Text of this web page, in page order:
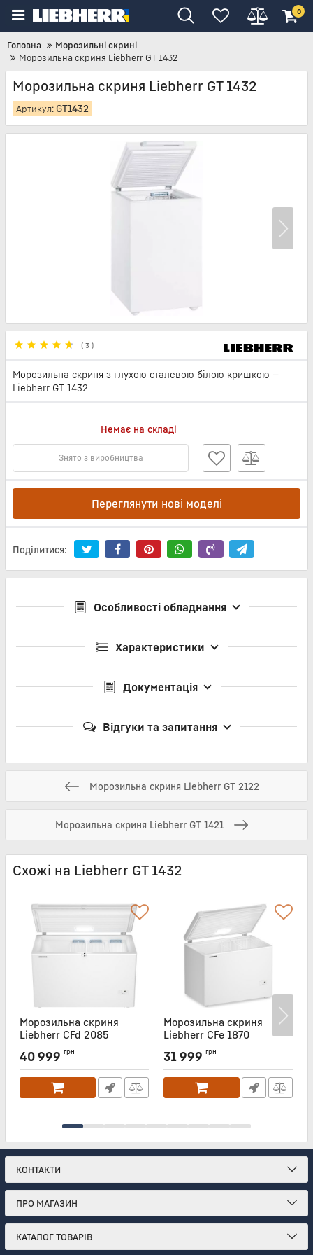
0
Головна
Морозильні скрині
Морозильна скриня Liebherr GT 1432
Морозильна скриня Liebherr GT 1432
Артикул: GT1432
( 3 )
Морозильна скриня з глухою сталевою білою кришкою —
Liebherr GT 1432
Немає на складі
Знято з виробництва
Переглянути нові моделі
Поділитися:
Особливості обладнання
Характеристики
Документація
Відгуки та запитання
Морозильна скриня Liebherr GT 2122
Морозильна скриня Liebherr GT 1421
Схожі на Liebherr GT 1432
Морозильна скриня
Liebherr CFd 2085
CFD2085
40 999 грн
Морозильна скриня
Liebherr CFe 1870
CFE1870
31 999 грн
КОНТАКТИ
ПРО МАГАЗИН
КАТАЛОГ ТОВАРІВ